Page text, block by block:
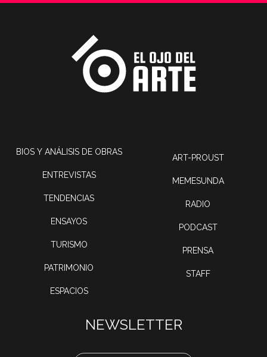
BIOS Y ANÁLISIS DE OBRAS
ENTREVISTAS
TENDENCIAS
ENSAYOS
TURISMO
PATRIMONIO
ESPACIOS
ART-PROUST
MEMESUNDA
RADIO
PODCAST
PRENSA
STAFF
NEWSLETTER